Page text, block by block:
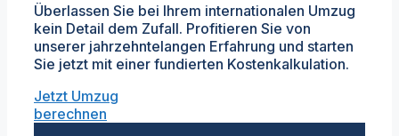
Überlassen Sie bei Ihrem internationalen Umzug
kein Detail dem Zufall. Profitieren Sie von
unserer jahrzehntelangen Erfahrung und starten
Sie jetzt mit einer fundierten Kostenkalkulation.
Jetzt Umzug
berechnen